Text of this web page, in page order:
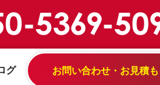
グ お問い合わせ・お見積